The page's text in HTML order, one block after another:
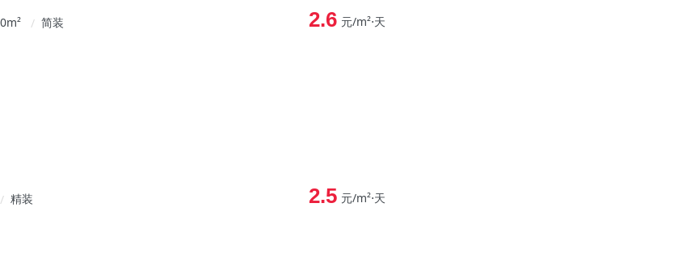
m² / 简装
2.6 元/m²⋅天
/ 精装
2.5 元/m²⋅天